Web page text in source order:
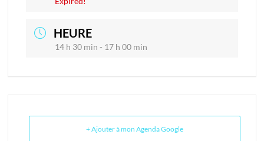
HEURE
14 h 30 min - 17 h 00 min
+ Ajouter à mon Agenda Google